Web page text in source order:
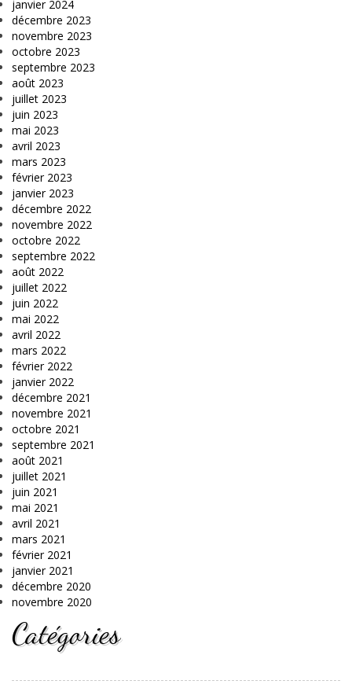
janvier 2024
décembre 2023
novembre 2023
octobre 2023
septembre 2023
août 2023
juillet 2023
juin 2023
mai 2023
avril 2023
mars 2023
février 2023
janvier 2023
décembre 2022
novembre 2022
octobre 2022
septembre 2022
août 2022
juillet 2022
juin 2022
mai 2022
avril 2022
mars 2022
février 2022
janvier 2022
décembre 2021
novembre 2021
octobre 2021
septembre 2021
août 2021
juillet 2021
juin 2021
mai 2021
avril 2021
mars 2021
février 2021
janvier 2021
décembre 2020
novembre 2020
Catégories